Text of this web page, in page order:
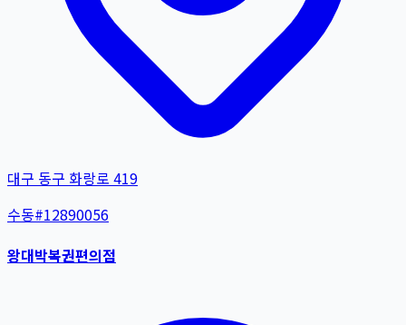
대구 동구 화랑로 419
수동#12890056
왕대박복권편의점